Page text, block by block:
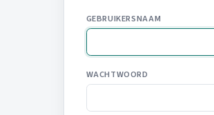
GEBRUIKERSNAAM
WACHTWOORD